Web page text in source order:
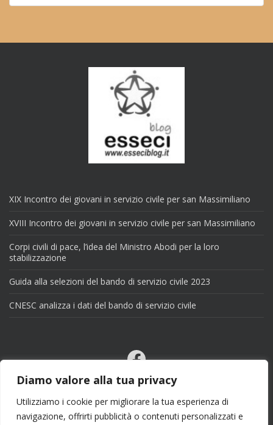
Diamo valore alla tua privacy
Utilizziamo i cookie per migliorare la tua esperienza di
navigazione, offrirti pubblicità o contenuti personalizzati e
XIX Incontro dei giovani in servizio civile per san Massimiliano
XVIII Incontro dei giovani in servizio civile per san Massimiliano
Corpi civili di pace, l’idea del Ministro Abodi per la loro
stabilizzazione
Guida alla selezioni del bando di servizio civile 2023
CNESC analizza i dati del bando di servizio civile
Facebook
Email
X